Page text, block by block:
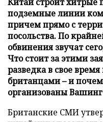
подземные линии
причем прямо с
посольства. По
обвинения звучат
Что стоит за этими
разведка в свое
британцами – и
организованы
Британские СМИ